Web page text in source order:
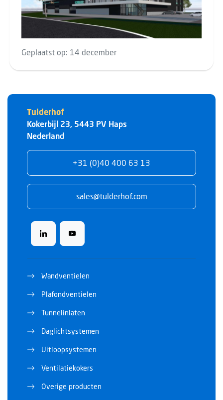
Geplaatst op: 14 december
Tulderhof
Kokerbijl 23, 5443 PV Haps
Nederland
+31 (0)40 400 63 13
sales@tulderhof.com
Wandventielen
Plafondventielen
Tunnelinlaten
Daglichtsystemen
Uitloopsystemen
Ventilatiekokers
Overige producten